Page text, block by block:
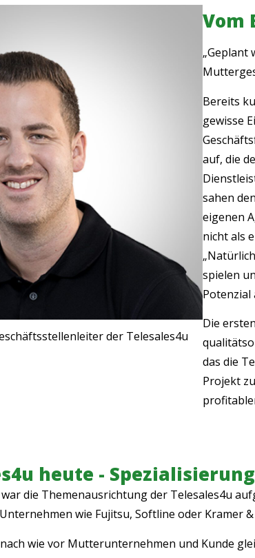
der Telesales4u
Vom
„Geplant
Bereits
gewisse
auf, die
sahen
eigenen
nicht als
spielen
Potenzial
Die
das die
Projekt
heute -
die Themenausrichtung der Telesales4u
wie Fujitsu, Softline oder Kramer &
wie vor Mutterunternehmen und Kunde